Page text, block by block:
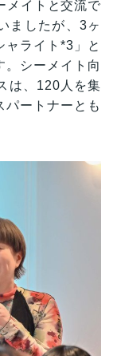
メイトと交流で
ましたが、3ヶ
ャライト*3」と
。シーメイト向
は、120人を集
パートナーとも